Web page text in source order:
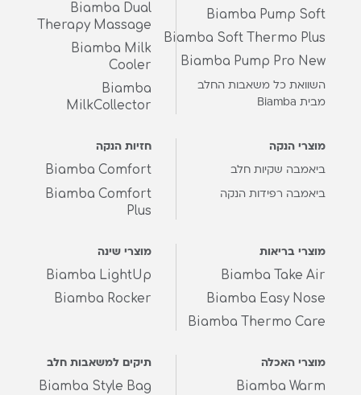
Biamba Pump Soft
Biamba Soft Thermo Plus
Biamba Pump Pro New
השוואת כל משאבות החלב
מבית Biamba
Biamba Dual
Therapy Massage
Biamba Milk
Cooler
Biamba
MilkCollector
מוצרי הנקה
ביאמבה שקיות חלב
ביאמבה רפידות הנקה
חזיות הנקה
Biamba Comfort
Biamba Comfort
Plus
מוצרי בריאות
Biamba Take Air
Biamba Easy Nose
Biamba Thermo Care
מוצרי שינה
Biamba LightUp
Biamba Rocker
מוצרי האכלה
Biamba Warm
תיקים למשאבות חלב
Biamba Style Bag